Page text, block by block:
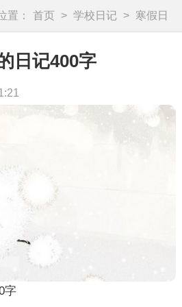
置： 首页 > 学校日记 >
寒假日
日记400字
字